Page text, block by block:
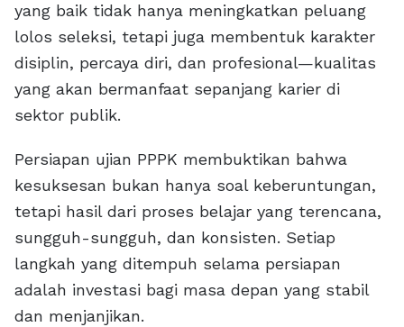
yang baik tidak hanya meningkatkan peluang
lolos seleksi, tetapi juga membentuk karakter
disiplin, percaya diri, dan profesional—kualitas
yang akan bermanfaat sepanjang karier di
sektor publik.
Persiapan ujian PPPK membuktikan bahwa
kesuksesan bukan hanya soal keberuntungan,
tetapi hasil dari proses belajar yang terencana,
sungguh-sungguh, dan konsisten. Setiap
langkah yang ditempuh selama persiapan
adalah investasi bagi masa depan yang stabil
dan menjanjikan.